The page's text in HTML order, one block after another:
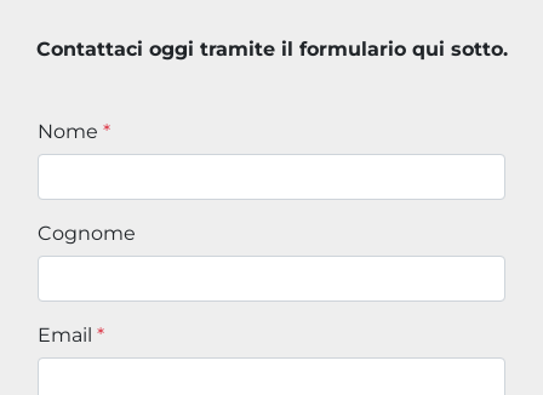
Contattaci oggi tramite il formulario qui sotto.
Nome *
Cognome
Email *